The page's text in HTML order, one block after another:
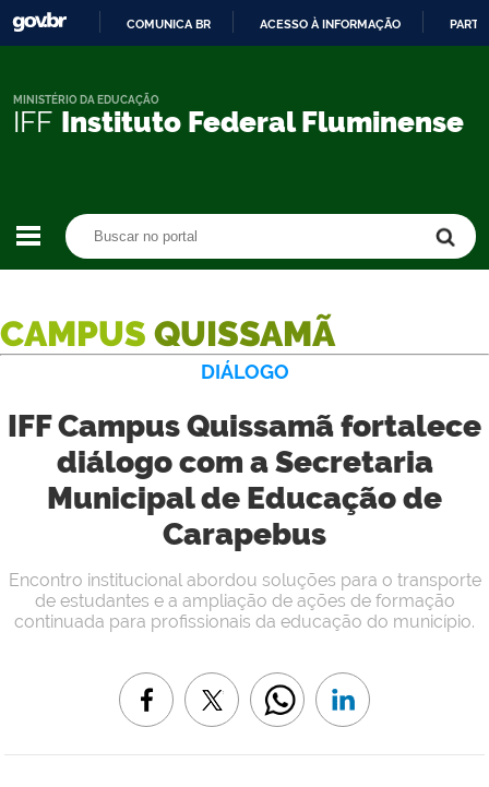
CONTEÚDO
COMUNICA BR ACESSO À INFORMAÇÃO
IFF Instituto Federal Fluminense
MINISTÉRIO DA EDUCAÇÃO
CAMPUS QUISSAMÃ
DIÁLOGO
IFF Campus Quissamã fortalece
diálogo com a Secretaria
Municipal de Educação de
Carapebus
Encontro institucional abordou soluções para o transporte
de estudantes e a ampliação de ações de formação
continuada para profissionais da educação do município.